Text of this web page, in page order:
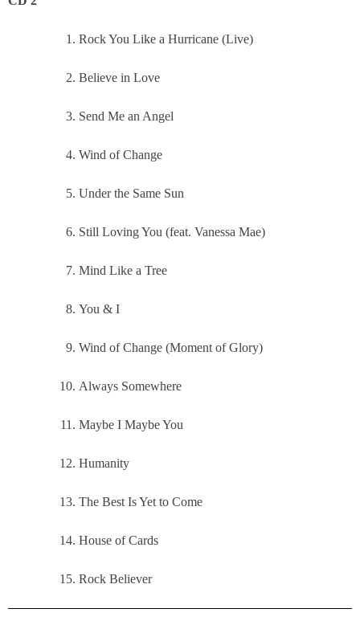
Rock You Like a Hurricane (Live)
Believe in Love
Send Me an Angel
Wind of Change
Under the Same Sun
Still Loving You (feat. Vanessa Mae)
Mind Like a Tree
You & I
Wind of Change (Moment of Glory)
Always Somewhere
Maybe I Maybe You
Humanity
The Best Is Yet to Come
House of Cards
Rock Believer